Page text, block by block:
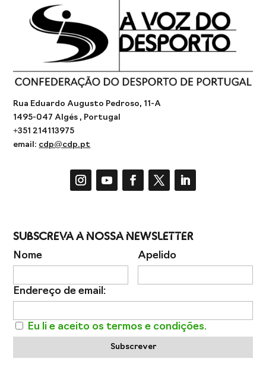
Rua Eduardo Augusto Pedroso, 11-A
1495-047 Algés , Portugal
+351 214113975
email: cdp@cdp.pt
Subscreva a Nossa Newsletter
Nome Apelido
Endereço de email:
Eu li e aceito os termos e condições.
Subscrever